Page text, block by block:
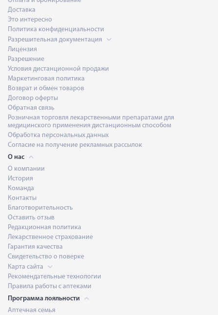
Доставка
Это интересно
Политика конфиденциальности
Разрешительная документация
Лицензия
Разрешение
Условия дистанционной продажи
Маркетинговая политика
Возврат и обмен товаров
Договор оферты
Обратная связь
Розничная торговля лекарственными препаратами для
медицинского применения дистанционным способом
Обработка персональных данных
Согласие на получение рекламных рассылок
О нас
О компании
История
Команда
Контакты
Благотворительность
Оставить отзыв
Редакционная политика
Лекарственное страхование
Гарантия качества
Свидетельство о поверке
Карта сайта
Рекомендательные технологии
Правила работы с аптеками
Программа лояльности
Аптечная семья